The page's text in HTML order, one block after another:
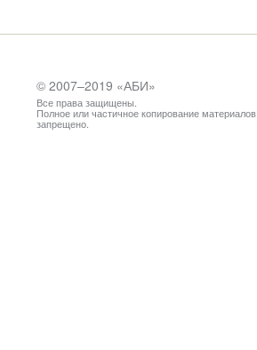
© 2007–2019 «АБИ»
Все права защищены.
Полное или частичное копирование материалов
запрещено.